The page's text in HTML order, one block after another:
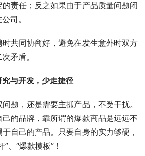
责任；反之如果由于产品质量问题闭
司。
共同协商好，避免在发生意外时双方
矛盾。
与开发，少走捷径
题，还是需要主抓产品，不受干扰。
的品牌，靠所谓的爆款商品是远远不
自己的产品。只要自身的实力够硬，
、“爆款模板”！